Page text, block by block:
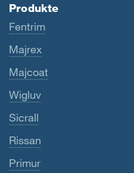
Produkte
Fentrim
Majrex
Majcoat
Wigluv
Sicrall
Rissan
Primur